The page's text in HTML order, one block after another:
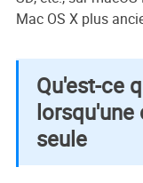
Mac OS X plus
Qu'est-ce
lorsqu'une
seule